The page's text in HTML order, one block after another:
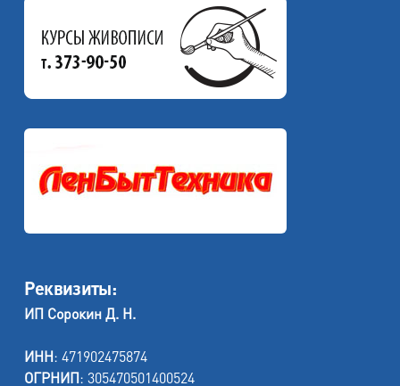
Реквизиты:
ИП Сорокин Д. Н.
ИНН: 471902475874
ОГРНИП: 305470501400524